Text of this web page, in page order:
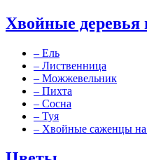
Хвойные деревья
– Ель
– Лиственница
– Можжевельник
– Пихта
– Сосна
– Туя
– Хвойные саженцы